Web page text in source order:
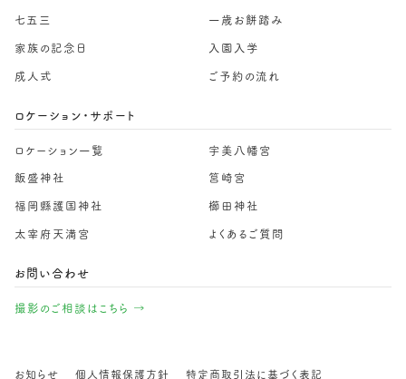
七五三 一歳お餅踏み
家族の記念日 入園入学
成人式 ご予約の流れ
ロケーション・サポート
ロケーション一覧 宇美八幡宮
飯盛神社 筥崎宮
福岡縣護国神社 櫛田神社
太宰府天満宮 よくあるご質問
お問い合わせ
撮影のご相談はこちら →
お知らせ 個人情報保護方針 特定商取引法に基づく表記